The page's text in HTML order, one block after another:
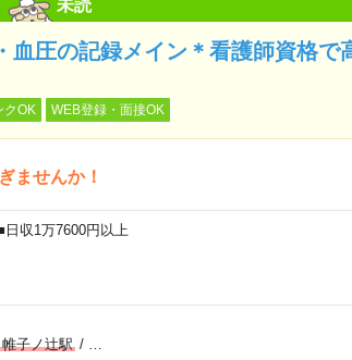
未読
圧の記録メイン＊看護師資格で
クOK WEB登録・面接OK
ませんか！
収1万7600円以上
帷子ノ辻駅/